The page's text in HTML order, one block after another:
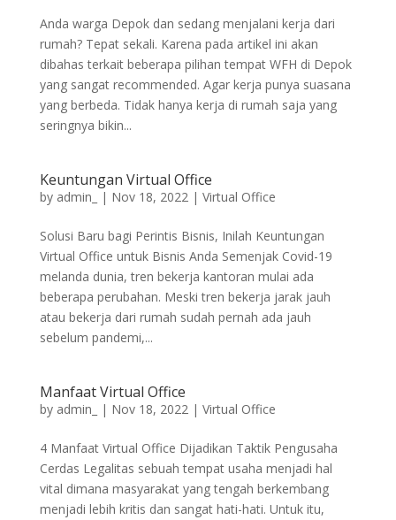
Anda warga Depok dan sedang menjalani kerja dari
rumah? Tepat sekali. Karena pada artikel ini akan
dibahas terkait beberapa pilihan tempat WFH di Depok
yang sangat recommended. Agar kerja punya suasana
yang berbeda. Tidak hanya kerja di rumah saja yang
seringnya bikin...
Keuntungan Virtual Office
by admin_ | Nov 18, 2022| Virtual Office
Solusi Baru bagi Perintis Bisnis, Inilah Keuntungan
Virtual Office untuk Bisnis Anda Semenjak Covid-19
melanda dunia, tren bekerja kantoran mulai ada
beberapa perubahan. Meski tren bekerja jarak jauh
atau bekerja dari rumah sudah pernah ada jauh
sebelum pandemi,...
Manfaat Virtual Office
by admin_ | Nov 18, 2022| Virtual Office
4 Manfaat Virtual Office Dijadikan Taktik Pengusaha
Cerdas Legalitas sebuah tempat usaha menjadi hal
vital dimana masyarakat yang tengah berkembang
menjadi lebih kritis dan sangat hati-hati. Untuk itu,